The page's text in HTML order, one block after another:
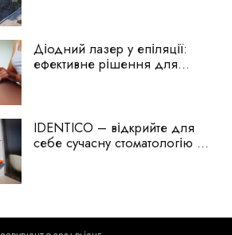
Діодний лазер у епіляції:
ефективне рішення для
IDENTICO – відкрийте для
себе сучасну стоматологію на